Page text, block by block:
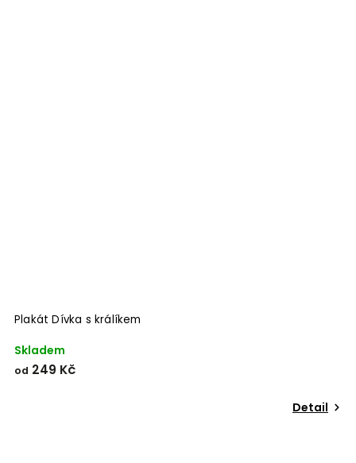
Plakát Dívka s králíkem
Skladem
od 249 Kč
Detail